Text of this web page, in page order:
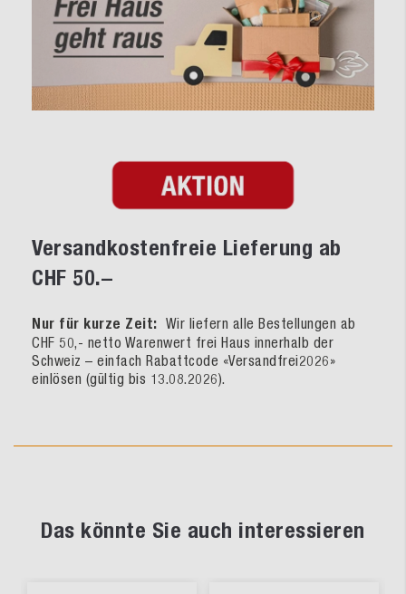
Versandkostenfreie Lieferung ab
CHF 50.–
Nur für kurze Zeit: Wir liefern alle Bestellungen ab
CHF 50,- netto Warenwert frei Haus innerhalb der
Schweiz – einfach Rabattcode «Versandfrei2026»
einlösen (gültig bis 13.08.2026).
Das könnte Sie auch interessieren